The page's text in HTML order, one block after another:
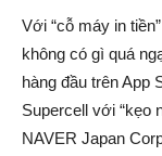
Với “cỗ máy in
không có gì quá
hàng đầu trên App
Supercell với “kẹo
NAVER Japan